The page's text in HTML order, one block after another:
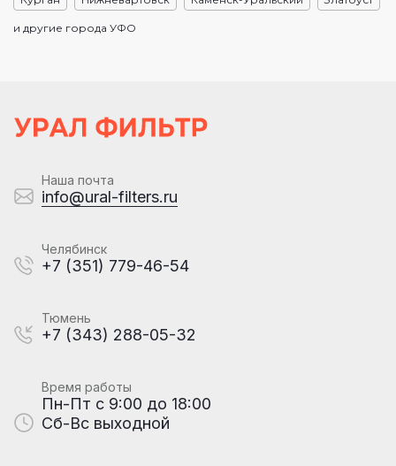
и другие города УФО
Наша почта
info@ural-filters.ru
Челябинск
+7 (351) 779-46-54
Тюмень
+7 (343) 288-05-32
Время работы
Пн-Пт с 9:00 до 18:00
Сб-Вс выходной